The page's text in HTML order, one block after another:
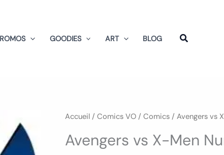
GOODIES ART BLOG
Accueil / Comics VO / Comics / Avengers vs
Avengers vs X-Men
Plage
de
quantité
Avengers